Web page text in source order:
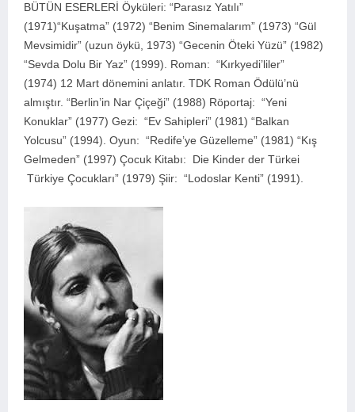
BÜTÜN ESERLERİ Öyküleri: “Parasız Yatılı”
(1971)“Kuşatma” (1972) “Benim Sinemalarım” (1973) “Gül
Mevsimidir” (uzun öykü, 1973) “Gecenin Öteki Yüzü” (1982)
“Sevda Dolu Bir Yaz” (1999). Roman: “Kırkyedi’liler”
(1974) 12 Mart dönemini anlatır. TDK Roman Ödülü’nü
almıştır. “Berlin’in Nar Çiçeği” (1988) Röportaj: “Yeni
Konuklar” (1977) Gezi: “Ev Sahipleri” (1981) “Balkan
Yolcusu” (1994). Oyun: “Redife’ye Güzelleme” (1981) “Kış
Gelmeden” (1997) Çocuk Kitabı: Die Kinder der Türkei
Türkiye Çocukları” (1979) Şiir: “Lodoslar Kenti” (1991).